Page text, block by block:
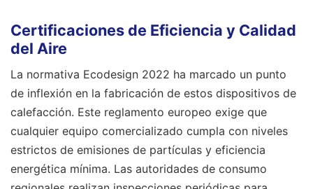
Certificaciones de Eficiencia y Calidad
del Aire
La normativa Ecodesign 2022 ha marcado un punto
de inflexión en la fabricación de estos dispositivos de
calefacción. Este reglamento europeo exige que
cualquier equipo comercializado cumpla con niveles
estrictos de emisiones de partículas y eficiencia
energética mínima. Las autoridades de consumo